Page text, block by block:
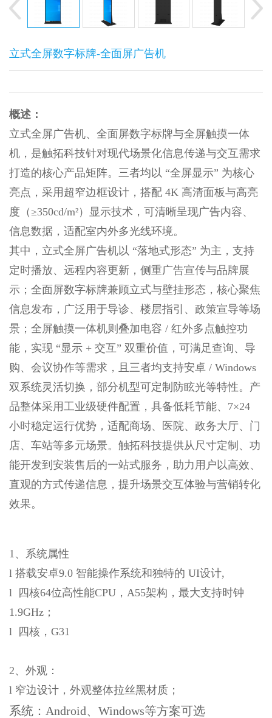
立式全屏数字标牌-全面屏广告机
概述：
立式全屏广告机、全面屏数字标牌与全屏触摸一体
机，是触拓科技针对现代场景化信息传递与交互需求
打造的核心产品矩阵。三者均以 “全屏显示” 为核心
亮点，采用超窄边框设计，搭配 4K 高清面板与高亮
度（≥350cd/m²）显示技术，可清晰呈现广告内容、
信息数据，适配室内外多光线环境。
其中，立式全屏广告机以 “落地式形态” 为主，支持
定时播放、远程内容更新，侧重广告宣传与品牌展
示；全面屏数字标牌兼顾立式与壁挂形态，核心聚焦
信息发布，广泛用于导诊、楼层指引、政策宣导等场
景；全屏触摸一体机则叠加电容 / 红外多点触控功
能，实现 “显示 + 交互” 双重价值，可满足查询、导
购、会议协作等需求，且三者均支持安卓 / Windows
双系统灵活切换，部分机型可定制防眩光等特性。产
品整体采用工业级硬件配置，具备低耗节能、7×24
小时稳定运行优势，适配商场、医院、政务大厅、门
店、车站等多元场景。触拓科技提供从尺寸定制、功
能开发到安装售后的一站式服务，助力用户以高效、
直观的方式传递信息，提升场景交互体验与营销转化
效果。
1、系统属性
l 搭载安卓9.0 智能操作系统和独特的 UI设计,
l 四核64位高性能CPU，A55架构，最大支持时钟
1.9GHz；
l 四核，G31
2、外观：
l 窄边设计，外观整体拉丝黑材质；
系统：Android、Windows等方案可选